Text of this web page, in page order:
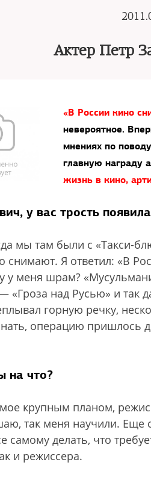
Актер Петр
«В России кино
невероятное.
мнениях по
главную награду
жизнь в кино,
у вас трость
мы там были с «Такси-
снимают. Я ответил: «В
у меня шрам?
«Гроза над Русью» и так
горную речку,
операцию
на что?
крупным планом,
так меня научили. Еще
самому делать, что
и режиссера.